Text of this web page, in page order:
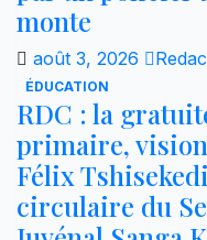
monte
août 3, 2026
ÉDUCATION
RDC : la
primaire,
Félix
circulaire du